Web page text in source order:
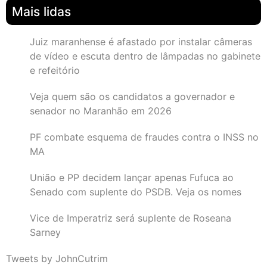
Mais lidas
Juiz maranhense é afastado por instalar câmeras
de vídeo e escuta dentro de lâmpadas no gabinete
e refeitório
Veja quem são os candidatos a governador e
senador no Maranhão em 2026
PF combate esquema de fraudes contra o INSS no
MA
União e PP decidem lançar apenas Fufuca ao
Senado com suplente do PSDB. Veja os nomes
Vice de Imperatriz será suplente de Roseana
Sarney
Tweets by JohnCutrim